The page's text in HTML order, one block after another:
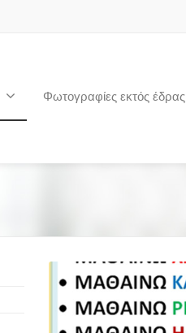
Φωτογραφίες εκτός έδρας